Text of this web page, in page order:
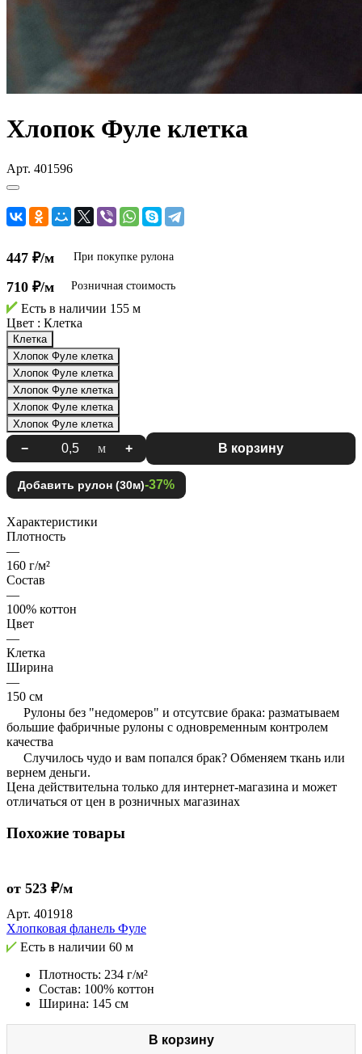
Хлопок Фуле клетка
Арт. 401596
447 ₽/м При покупке рулона
710 ₽/м Розничная стоимость
Есть в наличии 155 м
Цвет : Клетка
Клетка
Хлопок Фуле клетка
Хлопок Фуле клетка
Хлопок Фуле клетка
Хлопок Фуле клетка
Хлопок Фуле клетка
− м + В корзину
Добавить рулон (30м)-37%
Характеристики
Плотность
—
160 г/м²
Состав
—
100% коттон
Цвет
—
Клетка
Ширина
—
150 см
Рулоны без "недомеров" и отсутсвие брака: разматываем
большие фабричные рулоны с одновременным контролем
качества
Случилось чудо и вам попался брак? Обменяем ткань или
вернем деньги.
Цена действительна только для интернет-магазина и может
отличаться от цен в розничных магазинах
Похожие товары
от 523 ₽/м
Арт. 401918
Хлопковая фланель Фуле
Есть в наличии 60 м
Плотность: 234 г/м²
Состав: 100% коттон
Ширина: 145 см
В корзину